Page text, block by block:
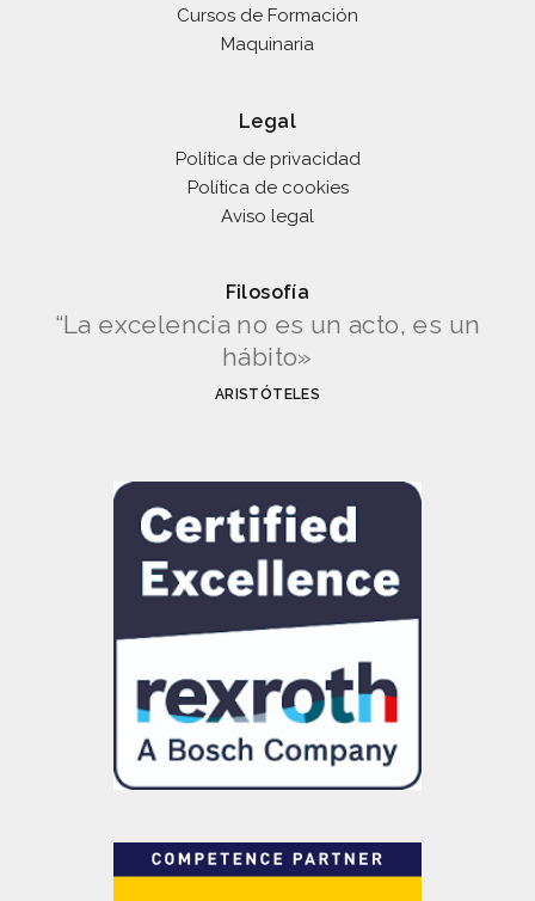
Cursos de Formación
Maquinaria
Legal
Política de privacidad
Política de cookies
Aviso legal
Filosofía
“La excelencia no es un acto, es un
hábito»
ARISTÓTELES